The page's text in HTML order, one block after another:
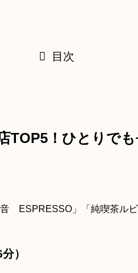
目次
！ひとりで
ESPRESSO」「純喫茶ル
）